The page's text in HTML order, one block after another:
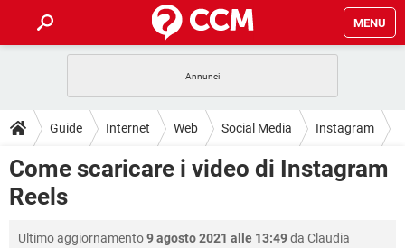
MENU
INTRATTENIMENTO ANDROID
iOS WINDOWS 10
INSTAGRAM
GUIDE
COVID-19
INTRATTENIMENTO ANDROID
INSTAGRAM WHATSAPP
DOWNLOAD
COVID-19
FORUM
COVID-19 GAMING
Guide Internet Web Social Media Instagram
Come scaricare i video di Instagram
Reels
Ultimo aggiornamento9 agosto 2021 alle 13:49da Claudia